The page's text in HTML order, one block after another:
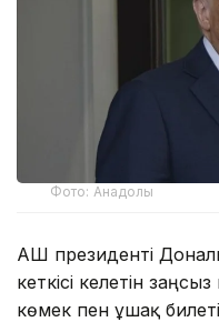
Фото: Анадолы
АҚШ президенті
кеткісі келетін
көмек пен ұшақ